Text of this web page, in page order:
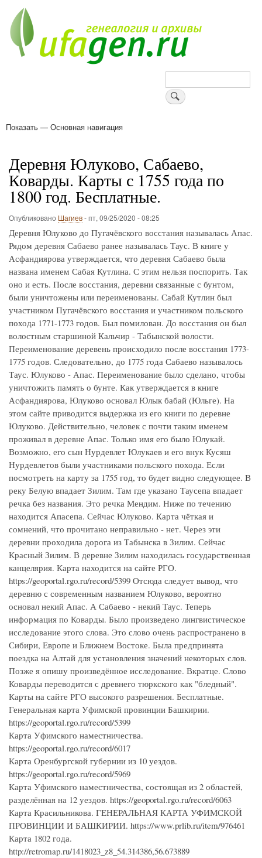
основному
содержанию
Поиск
Основная
Показать — Основная навигация
Деревня Юлуково, Сабаево,
Коварды. Карты с 1755 года по
1800 год. Бесплатные.
Опубликовано Шагиев-пт, 09/25/2020 - 08:25
Деревня Юлуково до Пугачёвского восстания называлась Апас.
Рядом деревня Сабаево ранее называлась Таус. В книге у
Асфандиярова утверждается, что деревня Сабаево была
названа именем Сабая Кутлина. С этим нельзя поспорить. Так
оно и есть. После восстания, деревни связанные с бунтом,
были уничтожены или переименованы. Сабай Кутлин был
участником Пугачёвского восстания и участником польского
похода 1771-1773 годов. Был помилован. До восстания он был
волостным старшиной Кальчир - Табынской волости.
Переименование деревень происходило после восстания 1773-
1775 годов. Следовательно, до 1775 года Сабаево называлось
Таус. Юлуково - Апас. Переименование было сделано, чтобы
уничтожить память о бунте. Как утверждается в книге
Асфандиярова, Юлуково основал Юлык бабай (Юльге). На
этом сайте приводится выдержка из его книги по деревне
Юлуково. Действительно, человек с почти таким именем
проживал в деревне Апас. Только имя его было Юлукай.
Возможно, его сын Нурдевлет Юлукаев и его внук Кусяш
Нурдевлетов были участниками польского похода. Если
посмотреть на карту за 1755 год, то будет видно следующее. В
реку Белую впадает Зилим. Там где указано Таусепа впадает
речка без названия. Это речка Мендим. Ниже по течению
находится Апасепа. Сейчас Юлуково. Карта чёткая и
сомнений, что прочитано неправильно - нет. Через эти
деревни проходила дорога из Табынска в Зилим. Сейчас
Красный Зилим. В деревне Зилим находилась государственная
канцелярия. Карта находится на сайте РГО.
https://geoportal.rgo.ru/record/5399 Отсюда следует вывод, что
деревню с современным названием Юлуково, вероятно
основал некий Апас. А Сабаево - некий Таус. Теперь
информация по Коварды. Было произведено лингвистическое
исследование этого слова. Это слово очень распространено в
Сибири, Европе и Ближнем Востоке. Была предпринята
поездка на Алтай для установления значений некоторых слов.
Позже я опишу произведённое исследование. Вкратце. Слово
Коварды переводится с древнего тюркского как "бледный".
Карты на сайте РГО высокого разрешения. Бесплатные.
Генеральная карта Уфимской провинции Башкирии.
https://geoportal.rgo.ru/record/5399
Карта Уфимского наместничества.
https://geoportal.rgo.ru/record/6017
Карта Оренбургской губернии из 10 уездов.
https://geoportal.rgo.ru/record/5969
Карта Уфимского наместничества, состоящая из 2 областей,
разделённая на 12 уездов. https://geoportal.rgo.ru/record/6063
Карта Красильникова. ГЕНЕРАЛЬНАЯ КАРТА УФИМСКОЙ
ПРОВИНЦИИ И БАШКИРИИ. https://www.prlib.ru/item/976461
Карта 1802 года.
http://retromap.ru/1418023_z8_54.314386,56.673889